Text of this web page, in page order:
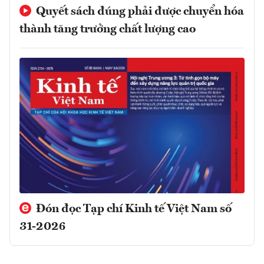
Quyết sách đúng phải được chuyển hóa
thành tăng trưởng chất lượng cao
Đón đọc Tạp chí Kinh tế Việt Nam số
31-2026